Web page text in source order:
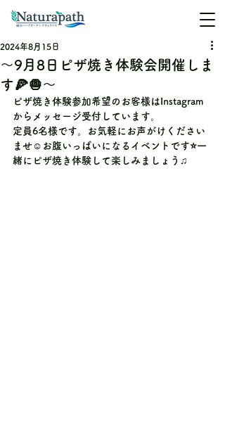
〜9月8日ピザ焼き体験会開催しま
す🍕🧅〜
2024年8月15日
ピザ焼き体験参加希望のお客様はInstagram
からメッセージ受付しています。
定員6名様です。お気軽にお声がけください
ませ☺️お腹いっぱいになるイベントです⭐️一
緒にピザ焼き体験して楽しみましょう♫